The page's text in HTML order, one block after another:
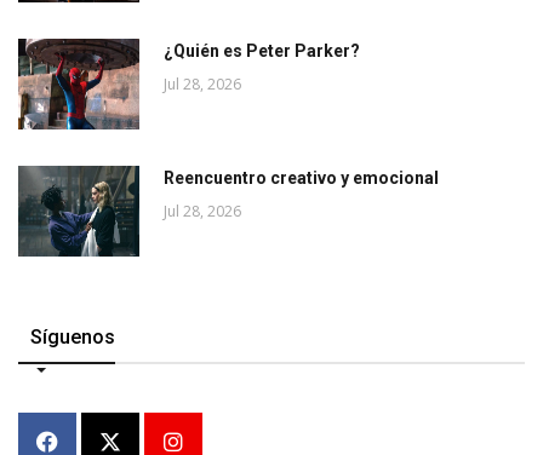
¿Quién es Peter Parker?
Jul 28, 2026
Reencuentro creativo y emocional
Jul 28, 2026
Síguenos